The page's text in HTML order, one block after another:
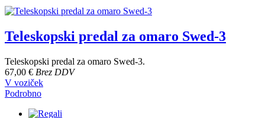
Teleskopski predal za omaro Swed-3
Teleskopski predal za omaro Swed-3.
67,00 € Brez DDV
V voziček
Podrobno